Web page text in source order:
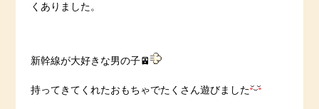
くありました。
新幹線が大好きな男の子🚈
持ってきてくれたおもちゃでたくさん遊びました